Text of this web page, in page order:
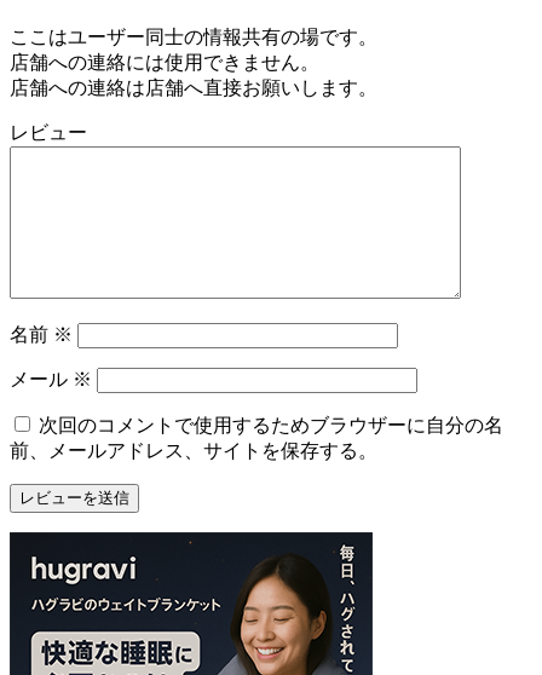
ここはユーザー同士の情報共有の場です。
店舗への連絡には使用できません。
店舗への連絡は店舗へ直接お願いします。
レビュー
名前 ※
メール ※
次回のコメントで使用するためブラウザーに自分の名
前、メールアドレス、サイトを保存する。